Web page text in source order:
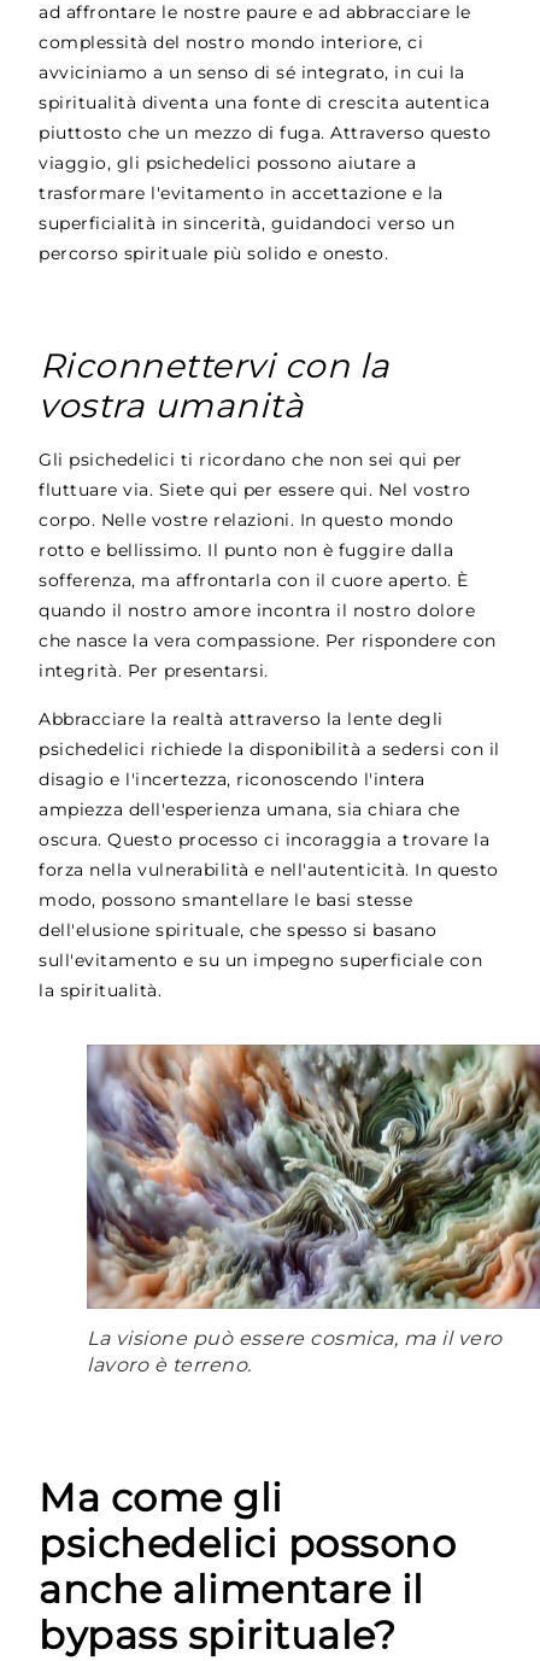
ad affrontare le nostre paure e ad abbracciare le
complessità del nostro mondo interiore, ci
avviciniamo a un senso di sé integrato, in cui la
spiritualità diventa una fonte di crescita autentica
piuttosto che un mezzo di fuga. Attraverso questo
viaggio, gli psichedelici possono aiutare a
trasformare l'evitamento in accettazione e la
superficialità in sincerità, guidandoci verso un
percorso spirituale più solido e onesto.
Riconnettervi con la
vostra umanità
Gli psichedelici ti ricordano che non sei qui per
fluttuare via. Siete qui per essere qui. Nel vostro
corpo. Nelle vostre relazioni. In questo mondo
rotto e bellissimo. Il punto non è fuggire dalla
sofferenza, ma affrontarla con il cuore aperto. È
quando il nostro amore incontra il nostro dolore
che nasce la vera compassione. Per rispondere con
integrità. Per presentarsi.
Abbracciare la realtà attraverso la lente degli
psichedelici richiede la disponibilità a sedersi con il
disagio e l'incertezza, riconoscendo l'intera
ampiezza dell'esperienza umana, sia chiara che
oscura. Questo processo ci incoraggia a trovare la
forza nella vulnerabilità e nell'autenticità. In questo
modo, possono smantellare le basi stesse
dell'elusione spirituale, che spesso si basano
sull'evitamento e su un impegno superficiale con
la spiritualità.
La visione può essere cosmica, ma il vero
lavoro è terreno.
Ma come gli
psichedelici possono
anche alimentare il
bypass spirituale?